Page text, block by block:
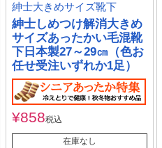
紳士大きめサイズ靴下
紳士しめつけ解消大きめ
サイズあったかい毛混靴
下日本製27～29㎝（色お
任せ受注いずれか1足）
¥858税込
在庫なし